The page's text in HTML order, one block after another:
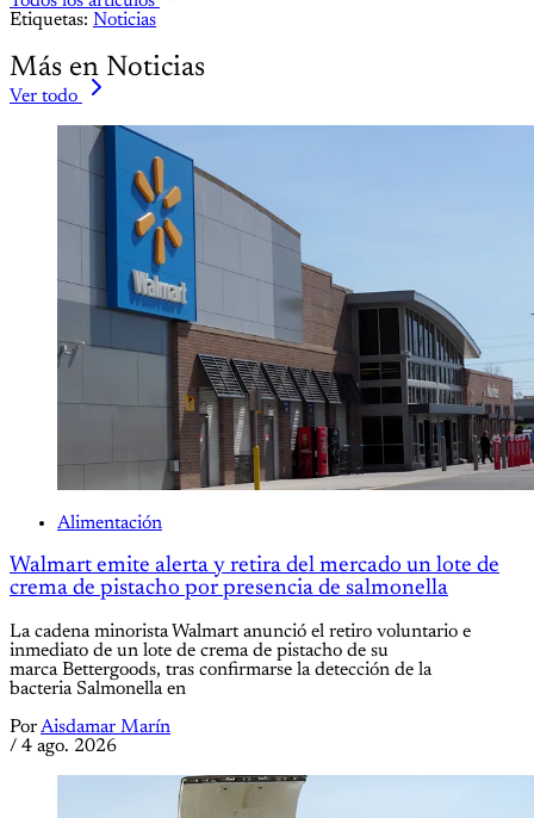
Etiquetas: Noticias
Más en Noticias
Ver todo
Alimentación
Walmart emite alerta y retira del mercado un lote de
crema de pistacho por presencia de salmonella
La cadena minorista Walmart anunció el retiro voluntario e
inmediato de un lote de crema de pistacho de su
marca Bettergoods, tras confirmarse la detección de la
bacteria Salmonella en
PorAisdamar Marín
/ 4 ago. 2026